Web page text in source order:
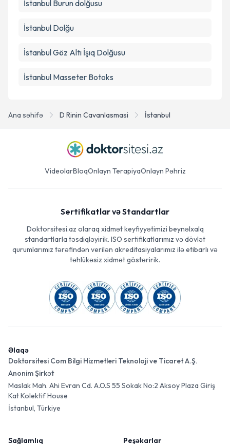
Ana səhifə D Rinin Cavanlasmasi İstanbul
İstanbul Burun dolğusu
İstanbul Dolğu
İstanbul Göz Altı İşıq Dolğusu
İstanbul Masseter Botoks
VideolarBloqOnlayn TerapiyaOnlayn Pəhriz
Sertifikatlar və Standartlar
Doktorsitesi.az olaraq xidmət keyfiyyətimizi beynəlxalq
standartlarla təsdiqləyirik. ISO sertifikatlarımız və dövlət
qurumlarımız tərəfindən verilən akreditasiyalarımız ilə etibarlı və
təhlükəsiz xidmət göstəririk.
Əlaqə
Doktorsitesi Com Bilgi Hizmetleri Teknoloji ve Ticaret A.Ş.
Anonim Şirkət
Maslak Mah. Ahi Evran Cd. A.O.S 55 Sokak No:2 Aksoy Plaza Giriş
Kat Kolektif House
İstanbul, Türkiye
Sağlamlıq
Peşəkarlar